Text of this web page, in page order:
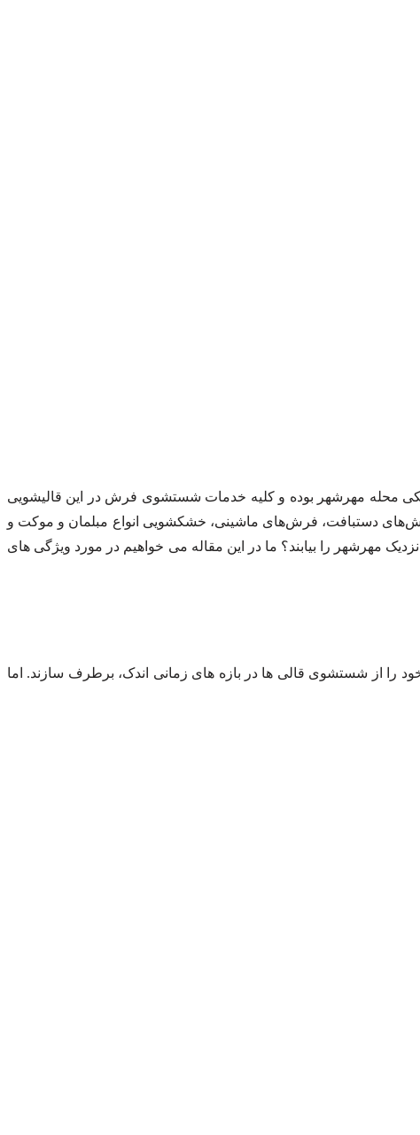
محله مهرشهر بوده و کلیه خدمات شستشوی فرش در این قالیشویی
دستبافت، فرش‌های ماشینی، خشکشویی انواع مبلمان و موکت و
مهرشهر را بیابند؟ ما در این مقاله می خواهیم در مورد ویژگی های
را از شستشوی قالی ها در بازه های زمانی اندک، برطرف سازند. اما